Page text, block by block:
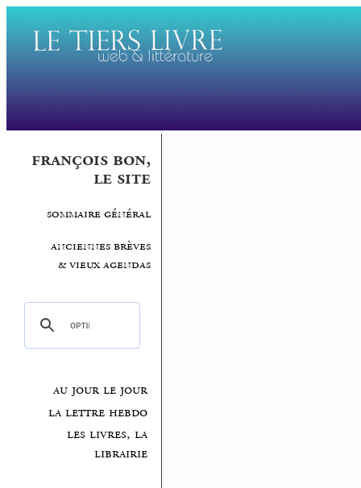
françois bon,
le site
sommaire général
anciennes brèves
& vieux agendas
au jour le jour
la lettre hebdo
les livres, la
librairie